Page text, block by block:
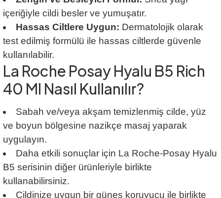
içeriğiyle cildi besler ve yumuşatır.
Hassas Ciltlere Uygun: Dermatolojik olarak
test edilmiş formülü ile hassas ciltlerde güvenle
kullanılabilir.
La Roche Posay Hyalu B5 Rich
40 Ml Nasıl Kullanılır?
Sabah ve/veya akşam temizlenmiş cilde, yüz
ve boyun bölgesine nazikçe masaj yaparak
uygulayın.
Daha etkili sonuçlar için La Roche-Posay Hyalu
B5 serisinin diğer ürünleriyle birlikte
kullanabilirsiniz.
Cildinize uygun bir güneş koruyucu ile birlikte